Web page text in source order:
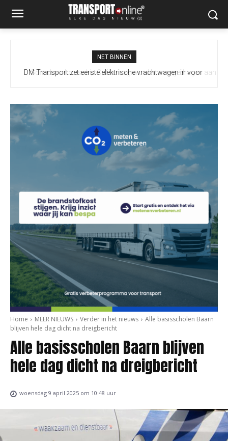
NET BINNEN
Schaduwvlootschip Caffa mag worden overgedragen aan
Home MEER NIEUWS Verder in het nieuws
Alle basisscholen Baarn
blijven hele dag dicht na dreigbericht
Alle basisscholen Baarn blijven
hele dag dicht na dreigbericht
woensdag 9 april 2025 om 10:48 uur